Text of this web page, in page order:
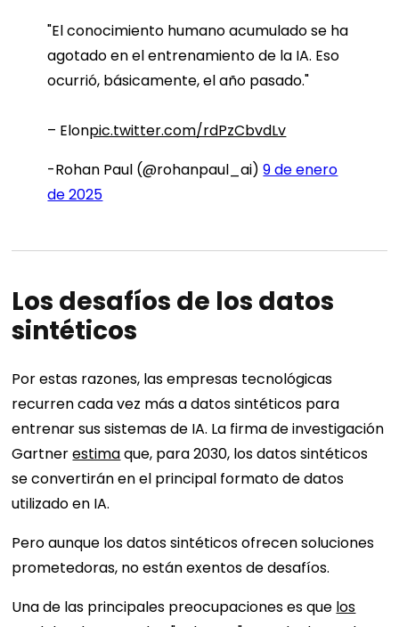
"El conocimiento humano acumulado se ha
agotado en el entrenamiento de la IA. Eso
ocurrió, básicamente, el año pasado."
– Elonpic.twitter.com/rdPzCbvdLv
-Rohan Paul (@rohanpaul_ai)9 de enero
de 2025
Los desafíos de los datos
sintéticos
Por estas razones, las empresas tecnológicas
recurren cada vez más a datos sintéticos para
entrenar sus sistemas de IA. La firma de investigación
Gartnerestimaque, para 2030, los datos sintéticos
se convertirán en el principal formato de datos
utilizado en IA.
Pero aunque los datos sintéticos ofrecen soluciones
prometedoras, no están exentos de desafíos.
Una de las principales preocupaciones es que los